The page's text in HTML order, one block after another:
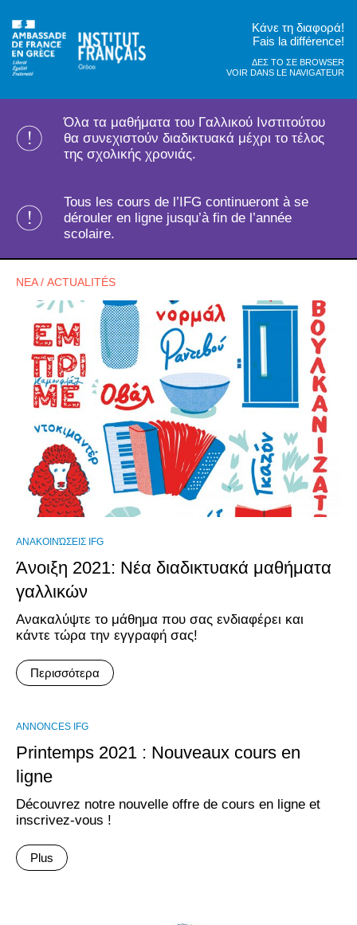
Κάνε τη διαφορά!
Fais la différence!
ΔΕΣ ΤΟ ΣΕ BROWSER
VOIR DANS LE NAVIGATEUR
Όλα τα μαθήματα του Γαλλικού Ινστιτούτου
θα συνεχιστούν διαδικτυακά μέχρι το τέλος
της σχολικής χρονιάς.
Tous les cours de l’IFG continueront à se
dérouler en ligne jusqu’à fin de l’année
scolaire.
ΝΕΑ / ACTUALITÉS
ΑΝΑΚΟΙΝΏΣΕΙΣ IFG
Άνοιξη 2021: Νέα διαδικτυακά μαθήματα
γαλλικών
Ανακαλύψτε το μάθημα που σας ενδιαφέρει και
κάντε τώρα την εγγραφή σας!
Περισσότερα
ANNONCES IFG
Printemps 2021 : Nouveaux cours en
ligne
Découvrez notre nouvelle offre de cours en ligne et
inscrivez-vous !
Plus